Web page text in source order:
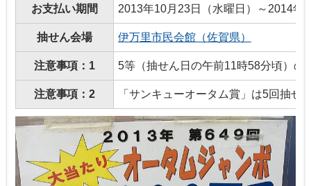
お支払い期間 2013年10月23日（水曜日）～2014年
抽せん会場 伊万里市民会館（佐賀県）
注意事項：1 5等（抽せん日の午前11時58分頃）の
注意事項：2 「サンキューオータム賞」は5回抽せ